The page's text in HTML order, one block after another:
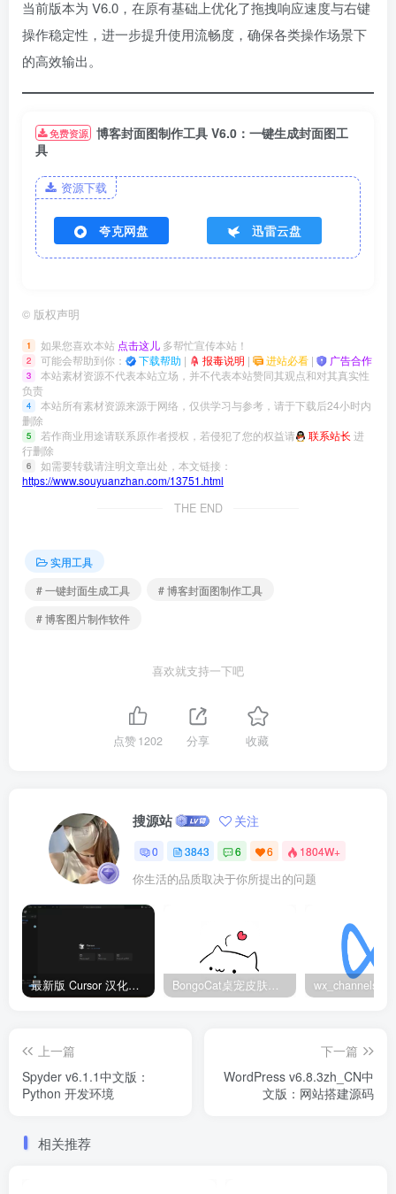
当前版本为 V6.0，在原有基础上优化了拖拽响应速度与右键
操作稳定性，进一步提升使用流畅度，确保各类操作场景下
的高效输出。
免费资源 博客封面图制作工具 V6.0：一键生成封面图工
具
资源下载
夸克网盘 迅雷云盘
© 版权声明
1 如果您喜欢本站 点击这儿 多帮忙宣传本站！
2 可能会帮助到你： 下载帮助 | 报毒说明 | 进站必看 | 广告合作
3
本站素材资源不代表本站立场，并不代表本站赞同其观点和对其真实性
负责
4
本站所有素材资源来源于网络，仅供学习与参考，请于下载后24小时内
删除
5 若作商业用途请联系原作者授权，若侵犯了您的权益请 联系站长 进
行删除
6
如需要转载请注明文章出处，本文链接：
https://www.souyuanzhan.com/13751.html
THE END
实用工具
# 一键封面生成工具
# 博客封面图制作工具
# 博客图片制作软件
喜欢就支持一下吧
点赞1202 分享 收藏
搜源站 关注
0 3843 6 6 1804W+
你生活的品质取决于你所提出的问题
最新版 Cursor 汉化设置中文教程（两种简单方法，附中文语言包下载）
上一篇
Spyder v6.1.1中文版：
Python 开发环境
下一篇
WordPress v6.8.3zh_CN中
文版：网站搭建源码
相关推荐